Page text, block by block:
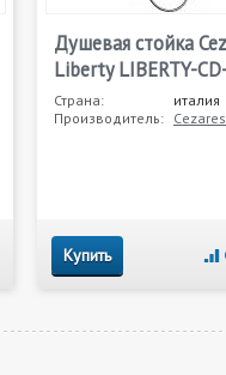
Душевая стойка
Liberty LIBERTY-
Страна:
италия
Производитель: Cezares
Купить